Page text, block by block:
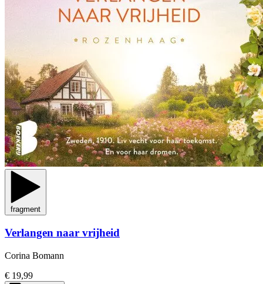
fragment
Verlangen naar vrijheid
Corina Bomann
€ 19,99